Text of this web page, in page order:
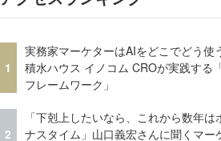
1
実務家マーケターはAIをどこでどう使
積水ハウス イノコム CROが実践する
フレームワーク」
2
「下剋上したいなら、これから数年は
ナスタイム」山口義宏さんに聞くマー